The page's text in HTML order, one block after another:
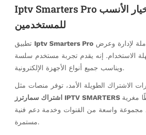
Iptv Smarters Pro الخيار الأنسب
للمستخدمين
Iptv Smarters Pro
الاستخدام. إنه يقدم تجربة مستخدم سلسة
ويناسب جميع أنواع الأجهزة الإلكترونية.
الاشتراك الطويلة الأمد، توفر منصات مثل
مغرية
مجموعة واسعة من القنوات وخدمة دعم فنية
مستمرة.